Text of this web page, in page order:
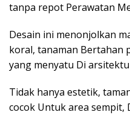
tanpa repot Perawatan
Desain ini menonjolkan
koral, tanaman Bertahan
yang menyatu Di
Tidak hanya estetik,
cocok Untuk area sempit,